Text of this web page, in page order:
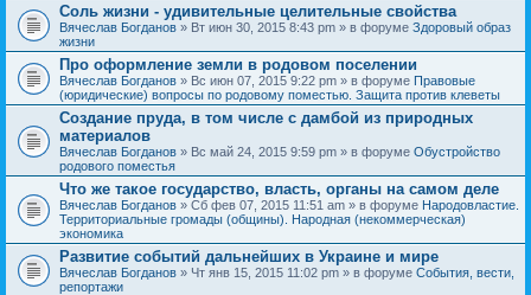
Соль жизни - удивительные целительные свойства
Вячеслав Богданов » Вт июн 30, 2015 8:43 pm » в форуме Здоровый образ
жизни
Про оформление земли в родовом поселении
Вячеслав Богданов » Вс июн 07, 2015 9:22 pm » в форуме Правовые
(юридические) вопросы по родовому поместью. Защита против клеветы
Создание пруда, в том числе с дамбой из природных
материалов
Вячеслав Богданов » Вс май 24, 2015 9:59 pm » в форуме Обустройство
родового поместья
Что же такое государство, власть, органы на самом деле
Вячеслав Богданов » Сб фев 07, 2015 11:51 am » в форуме Народовластие.
Территориальные громады (общины). Народная (некоммерческая)
экономика
Развитие событий дальнейших в Украине и мире
Вячеслав Богданов » Чт янв 15, 2015 11:02 pm » в форуме События, вести,
репортажи